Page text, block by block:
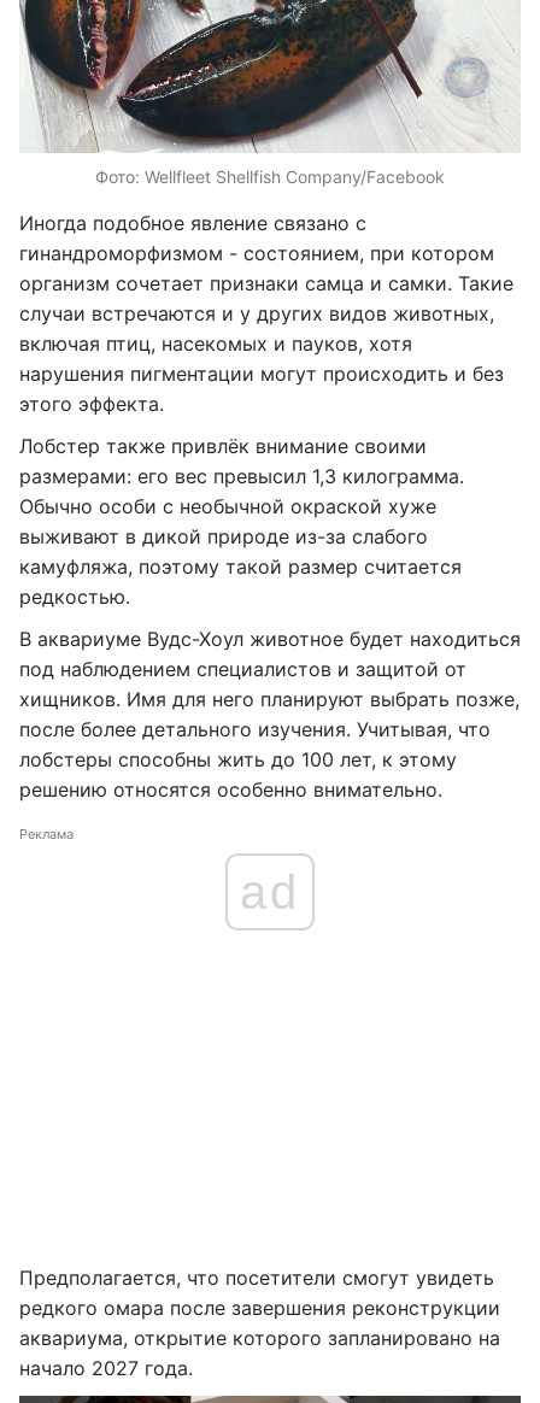
Фото: Wellfleet Shellfish Company/Facebook
Иногда подобное явление связано с
гинандроморфизмом - состоянием, при котором
организм сочетает признаки самца и самки. Такие
случаи встречаются и у других видов животных,
включая птиц, насекомых и пауков, хотя
нарушения пигментации могут происходить и без
этого эффекта.
Лобстер также привлёк внимание своими
размерами: его вес превысил 1,3 килограмма.
Обычно особи с необычной окраской хуже
выживают в дикой природе из-за слабого
камуфляжа, поэтому такой размер считается
редкостью.
В аквариуме Вудс-Хоул животное будет находиться
под наблюдением специалистов и защитой от
хищников. Имя для него планируют выбрать позже,
после более детального изучения. Учитывая, что
лобстеры способны жить до 100 лет, к этому
решению относятся особенно внимательно.
Реклама
ad
Предполагается, что посетители смогут увидеть
редкого омара после завершения реконструкции
аквариума, открытие которого запланировано на
начало 2027 года.